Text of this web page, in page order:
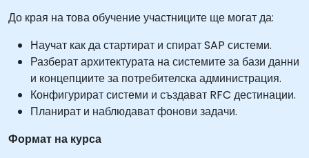
До края на това обучение участниците ще могат да:
Научат как да стартират и спират SAP системи.
Разберат архитектурата на системите за бази данни
и концепциите за потребителска администрация.
Конфигурират системи и създават RFC дестинации.
Планират и наблюдават фонови задачи.
Формат на курса